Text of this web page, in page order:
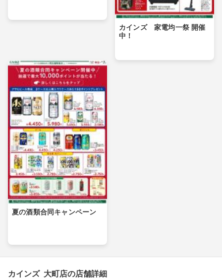
カインズ 家電均一祭 開催
中！
夏の酒類合同キャンペーン
カインズ 大町店の店舗詳細